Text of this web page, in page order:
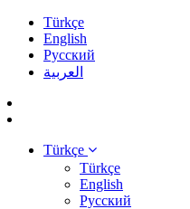
Türkçe
English
Pусский
العربية
Türkçe
Türkçe
English
Pусский